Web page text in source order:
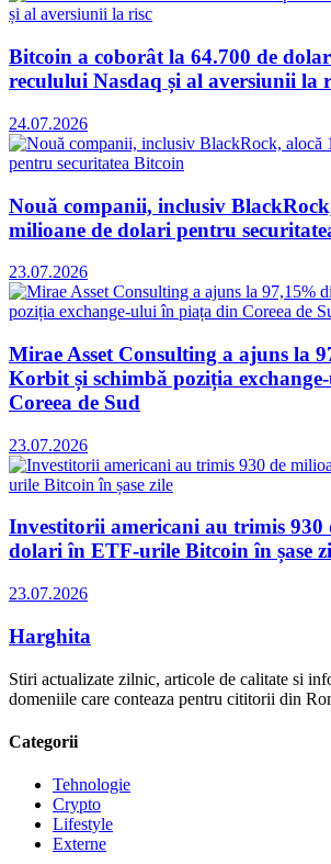
Bitcoin a coborât la 64.700 de
reculului Nasdaq și al aversiunii la
24.07.2026
Nouă companii, inclusiv
milioane de dolari pentru
23.07.2026
Mirae Asset Consulting a ajuns la
Korbit și schimbă poziția
Coreea de Sud
23.07.2026
Investitorii americani au trimis 930
dolari în ETF-urile Bitcoin în șase
23.07.2026
Harghita
Stiri actualizate zilnic, articole de calitate si
domeniile care conteaza pentru cititorii din
Categorii
Tehnologie
Crypto
Lifestyle
Externe